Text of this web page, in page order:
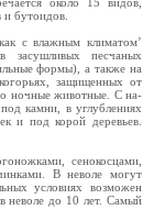
и бутоидов.
с влажным климатом’
песчаных
формы), а также на
за­щищенных от
ночные животные. С на­
камни, в углублениях
и под корой деревьев.
сенокосцами,
В неволе могут
условиях возможен
неволе до 10 лет. Самый